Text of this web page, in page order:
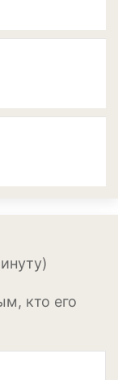
кто его